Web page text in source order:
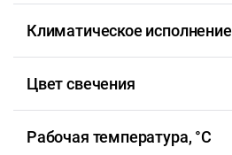
Климатическое исполнение
Цвет свечения
Рабочая температура, °С